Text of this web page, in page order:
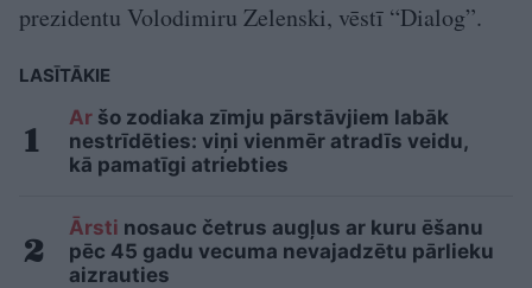
prezidentu Volodimiru Zelenski, vēstī “Dialog”.
LASĪTĀKIE
Ar šo zodiaka zīmju pārstāvjiem labāk
nestrīdēties: viņi vienmēr atradīs veidu,
kā pamatīgi atriebties
Ārsti nosauc četrus augļus ar kuru ēšanu
pēc 45 gadu vecuma nevajadzētu pārlieku
aizrauties